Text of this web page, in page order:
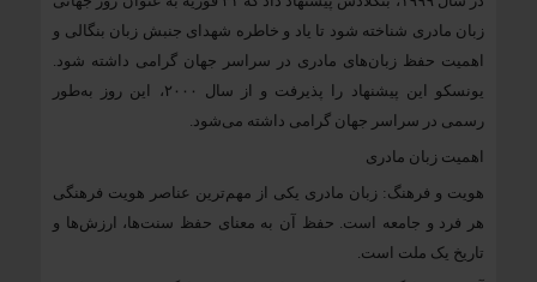
زبان مادری شناخته شود تا یاد و خاطره شهدای جنبش زبان بنگالی و
اهمیت حفظ زبان‌های مادری در سراسر جهان گرامی داشته شود.
یونسکو این پیشنهاد را پذیرفت و از سال ۲۰۰۰، این روز به‌طور
رسمی در سراسر جهان گرامی داشته می‌شود.
اهمیت زبان مادری
هویت و فرهنگ: زبان مادری یکی از مهم‌ترین عناصر هویت فرهنگی
هر فرد و جامعه است. حفظ آن به معنای حفظ سنت‌ها، ارزش‌ها و
تاریخ یک ملت است.